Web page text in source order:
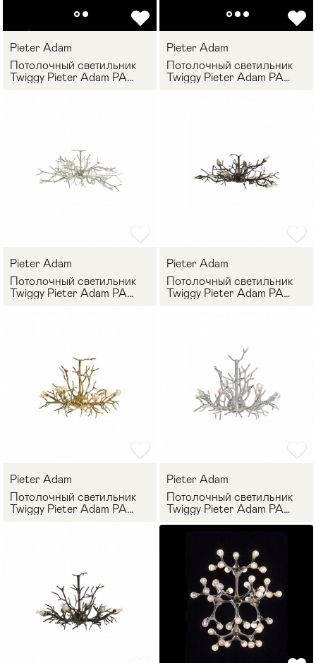
Стулья >
Мебель
Pieter Adam
Потолочный светильник
Twiggy Pieter Adam PA
Pieter Adam
Потолочный светильник
Twiggy Pieter Adam PA
Pieter Adam
Потолочный светильник
Twiggy Pieter Adam PA
Pieter Adam
Потолочный светильник
Twiggy Pieter Adam PA
Pieter Adam
Потолочный светильник
Twiggy Pieter Adam PA
Pieter Adam
Потолочный светильник
Twiggy Pieter Adam PA